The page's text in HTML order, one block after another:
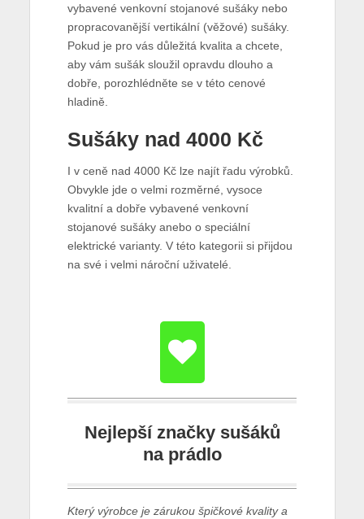
vybavené venkovní stojanové sušáky nebo
propracovanější vertikální (věžové) sušáky.
Pokud je pro vás důležitá kvalita a chcete,
aby vám sušák sloužil opravdu dlouho a
dobře, porozhlédněte se v této cenové
hladině.
Sušáky nad 4000 Kč
I v ceně nad 4000 Kč lze najít řadu výrobků.
Obvykle jde o velmi rozměrné, vysoce
kvalitní a dobře vybavené venkovní
stojanové sušáky anebo o speciální
elektrické varianty. V této kategorii si přijdou
na své i velmi nároční uživatelé.
Nejlepší značky sušáků
na prádlo
Který výrobce je zárukou špičkové kvality a